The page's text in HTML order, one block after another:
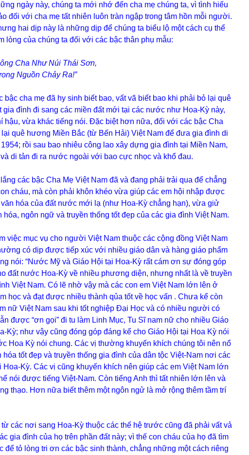
ngày này, chúng ta mới nhớ đến cha mẹ chúng ta, vì tình hiếu
đối với cha mẹ tất nhiên luôn tràn ngập trong tâm hồn mỗi người.
hai dịp này là những dịp để chúng ta biểu lộ một cách cụ thể
lòng của chúng ta đối với các bậc thân phụ mẫu:
Cha Như Núi Thái Sơn,
Nguồn Chảy Ra!”
cha mẹ đã hy sinh biết bao, vất vã biết bao khi phải bỏ lại quê
gia đình đi sang các miền đất mới tại các nước như Hoa-Kỳ này,
hậu, vừa khác tiếng nói. Đặc biệt hơn nữa, đối với các bậc Cha
lại quê hương Miền Bắc (từ Bến Hải) Việt Nam để đưa gia đình di
rồi sau bao nhiêu công lao xây dựng gia đình tại Miền Nam,
di tản đi ra nước ngoài với bao cực nhọc và khổ đau.
các bậc Cha Mẹ Việt Nam đã và đang phải trải qua để chẳng
cháu, mà còn phải khôn khéo vừa giúp các em hội nhập được
hóa của đất nước mới lạ (như Hoa-Kỳ chẳng hạn), vừa giử
ngôn ngữ và truyền thống tốt đẹp của các gia đình Việt Nam.
mục vụ cho người Việt Nam thuộc các cộng đồng Việt Nam
có dịp được tiếp xúc với nhiều giáo dân và hàng giáo phẩm
nói: “Nước Mỹ và Giáo Hội tại Hoa-Kỳ rất cám ơn sự đóng góp
đất nước Hoa-Kỳ về nhiều phương diện, nhưng nhất là về truyền
Việt Nam. Có lẽ nhờ vậy mà các con em Việt Nam lớn lên ở
học và đạt được nhiều thành qủa tốt về học vấn . Chưa kể còn
nữ Việt Nam sau khi tốt nghiệp Đại Học và có nhiều người có
được “ơn gọi” đi tu làm Linh Mục, Tu Sĩ nam nữ cho nhiều Giáo
Kỳ; như vậy cũng đóng góp đáng kể cho Giáo Hội tại Hoa Kỳ nói
Hoa Kỳ nói chung. Các vị thường khuyến khích chúng tôi nên nổ
hóa tốt đẹp và truyền thống gia đình của dân tộc Việt-Nam nơi các
Hoa-Kỳ. Các vị cũng khuyến khích nên giúp các em Việt Nam lớn
nói được tiếng Việt-Nam. Còn tiếng Anh thì tất nhiên lớn lên và
thạo. Hơn nữa biết thêm một ngôn ngử là mở rộng thêm tầm trí
nơi sang Hoa-Kỳ thuộc các thế hệ trước cũng đã phải vất vả
gia đình của họ trên phần đất này; vì thế con cháu của họ đã tìm
để tỏ lòng tri ơn các bậc sinh thành, chẳng những một cách riêng